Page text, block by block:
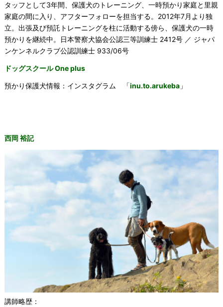
タッフとして3年間、保護犬のトレーニング、一時預かり家庭と里親
家庭の間に入り、アフターフォローを担当する。2012年7月より独
立。出張及び預託トレーニングを柱に活動する傍ら、保護犬の一時
預かりを継続中。日本警察犬協会公認三等訓練士 2412号 ／ ジャパ
ンケンネルクラブ公認訓練士 933/06号
ドッグスクール One plus
預かり保護犬情報：インスタグラム 「inu.to.arukeba」
西岡 裕記
講師略歴：